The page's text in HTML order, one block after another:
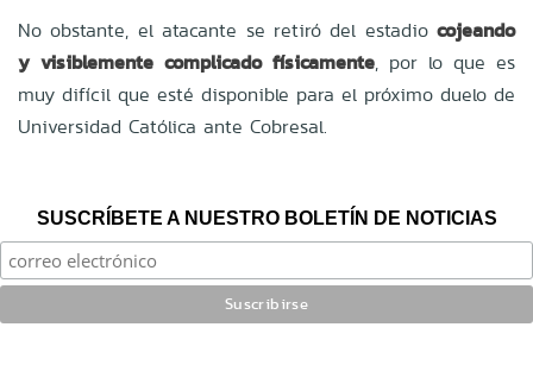
No obstante, el atacante se retiró del estadio cojeando
y visiblemente complicado físicamente, por lo que es
muy difícil que esté disponible para el próximo duelo de
Universidad Católica ante Cobresal.
SUSCRÍBETE A NUESTRO BOLETÍN DE NOTICIAS